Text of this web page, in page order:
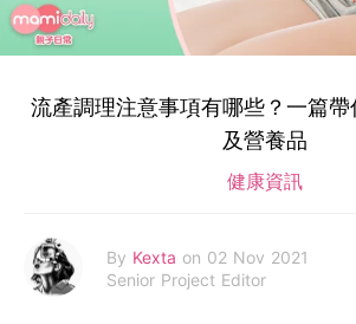
流產調理注意事項有哪些？一篇
及營養品
健康資訊
By Kexta on 02 Nov 2021
Senior Project Editor